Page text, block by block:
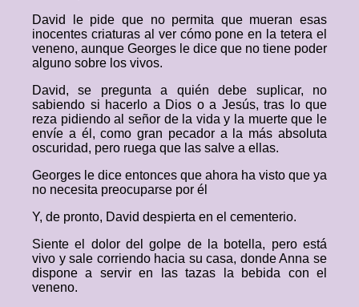
David le pide que no permita que mueran esas
inocentes criaturas al ver cómo pone en la tetera el
veneno, aunque Georges le dice que no tiene poder
alguno sobre los vivos.
David, se pregunta a quién debe suplicar, no
sabiendo si hacerlo a Dios o a Jesús, tras lo que
reza pidiendo al señor de la vida y la muerte que le
envíe a él, como gran pecador a la más absoluta
oscuridad, pero ruega que las salve a ellas.
Georges le dice entonces que ahora ha visto que ya
no necesita preocuparse por él
Y, de pronto, David despierta en el cementerio.
Siente el dolor del golpe de la botella, pero está
vivo y sale corriendo hacia su casa, donde Anna se
dispone a servir en las tazas la bebida con el
veneno.